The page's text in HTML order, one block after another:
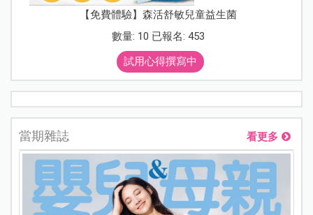
【免費體驗】森活舒敏兒童益生菌
數量: 10 已報名: 453
試用心得撰寫中
當期雜誌 看更多